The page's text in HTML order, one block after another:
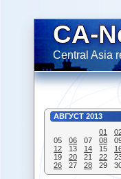
CA-
Central Asia
АВГУСТ 2013
01
05
06 07 08
12
13 14 15
19
20 21 22
26
27 28 29